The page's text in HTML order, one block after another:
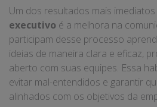
Um dos resultados mais
executivo é a melhora na
participam desse processo
ideias de maneira clara e eficaz,
aberto com suas equipes. Essa
evitar mal-entendidos e garantir
alinhados com os objetivos da